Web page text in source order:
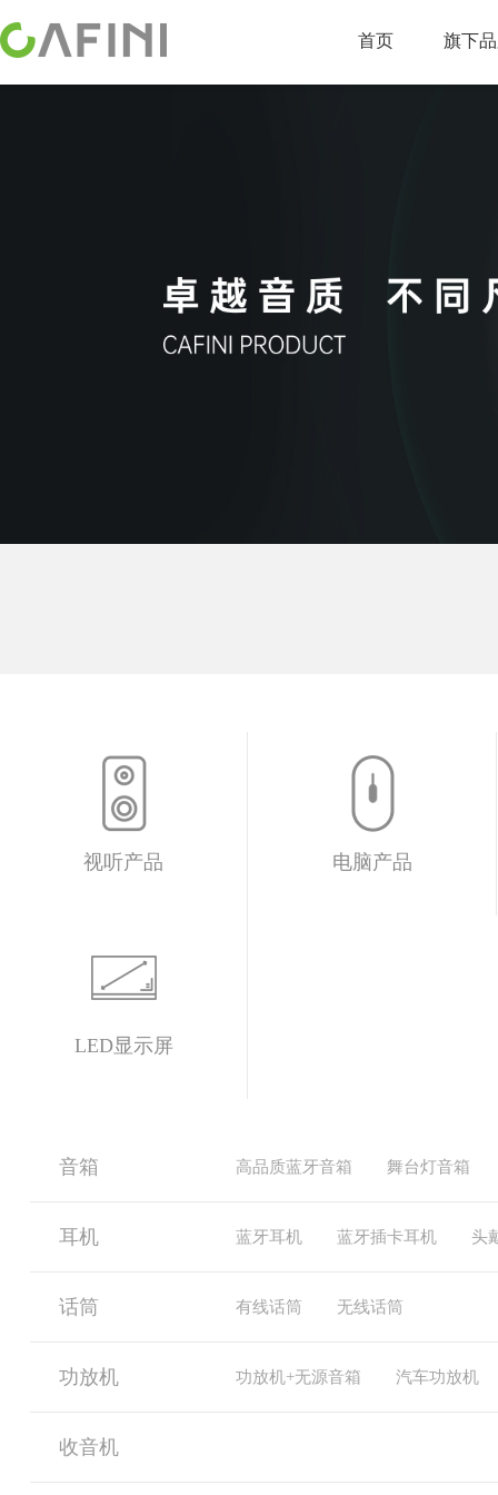
首页 旗下
视听产品 电脑产品
LED显示屏
音箱 高品质蓝牙音箱 舞台灯音箱
耳机 蓝牙耳机 蓝牙插卡耳机 头
话筒 有线话筒 无线话筒
功放机 功放机+无源音箱 汽车功放机
收音机